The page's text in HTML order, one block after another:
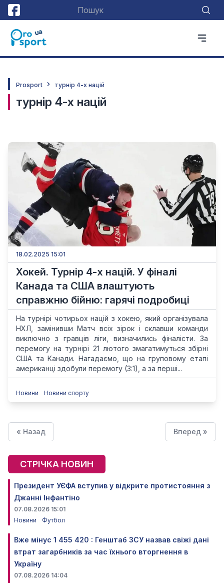
Prosport турнір 4-х націй
турнір 4-х націй
18.02.2025 15:01
Хокей. Турнір 4-х націй. У фіналі
Канада та США влаштують
справжню бійню: гарячі подробиці
На турнірі чотирьох націй з хокею, який організувала
НХЛ, замінивши Матч всіх зірок і склавши команди
виключно з гравців ліги, визначились фіналісти. За
перемогу на турнірі 21 лютого змагатимуться збірні
США та Канади. Нагадаємо, що на груповому етапі
американці здобули перемогу (3:1), а за перші...
Новини Новини спорту
« Назад Вперед »
СТРІЧКА НОВИН
Президент УЄФА вступив у відкрите протистояння з
Джанні Інфантіно
07.08.2026 15:01
Новини
Футбол
Вже мінус 1 455 420 : Генштаб ЗСУ назвав свіжі дані
втрат загарбників за час їхнього вторгнення в
Україну
07.08.2026 14:04